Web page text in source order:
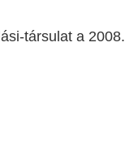
társulat a